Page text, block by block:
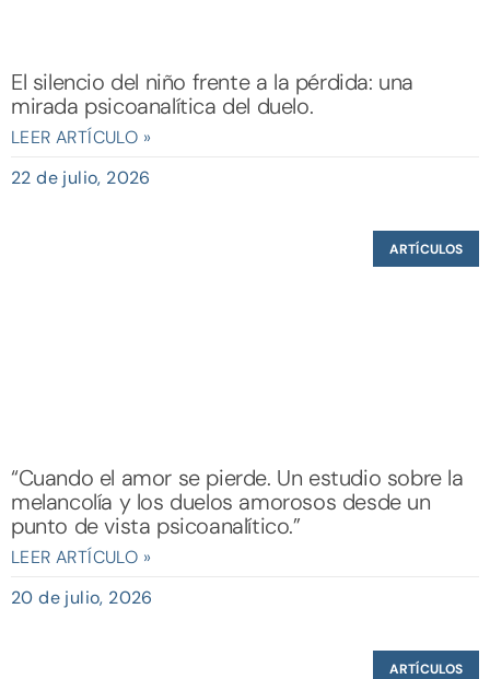
El silencio del niño frente a la pérdida: una
mirada psicoanalítica del duelo.
LEER ARTÍCULO »
22 de julio, 2026
ARTÍCULOS
“Cuando el amor se pierde. Un estudio sobre la
melancolía y los duelos amorosos desde un
punto de vista psicoanalítico.”
LEER ARTÍCULO »
20 de julio, 2026
ARTÍCULOS